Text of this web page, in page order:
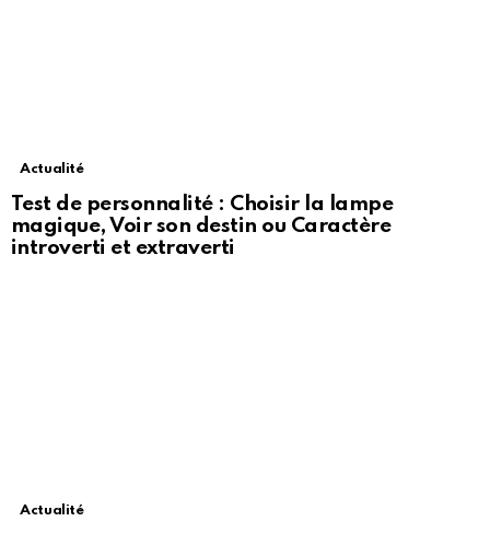
Actualité
Test de personnalité : Choisir la lampe
magique, Voir son destin ou Caractère
introverti et extraverti
Actualité